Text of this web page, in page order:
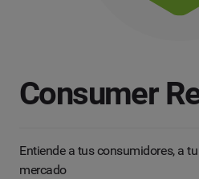
Consumer
Entiende a tus consumidores, a
mercado